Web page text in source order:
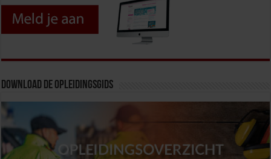
Download de opleidingsgids